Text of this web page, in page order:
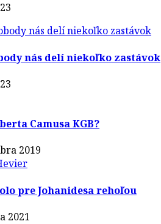
nás delí niekoľko zastávok
Camusa KGB?
2019
pre Johanidesa rehoľou
2021